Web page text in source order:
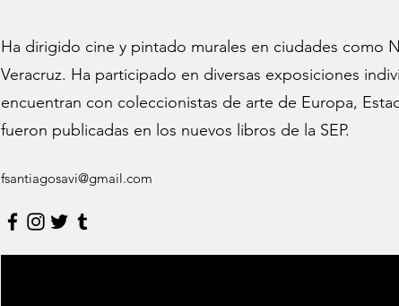
Ha dirigido cine y pintado murales en ciudades como
Veracruz. Ha participado en diversas exposiciones
encuentran con coleccionistas de arte de Europa,
fueron publicadas en los nuevos libros de la SEP.
fsantiagosavi@gmail.com